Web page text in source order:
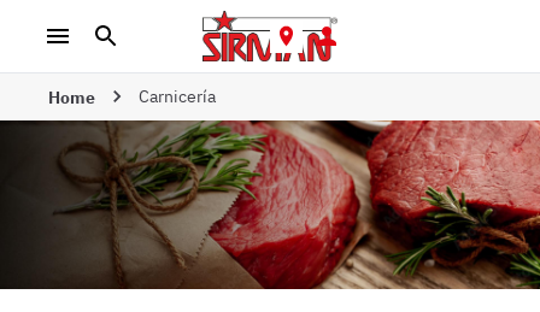
Home Carnicería